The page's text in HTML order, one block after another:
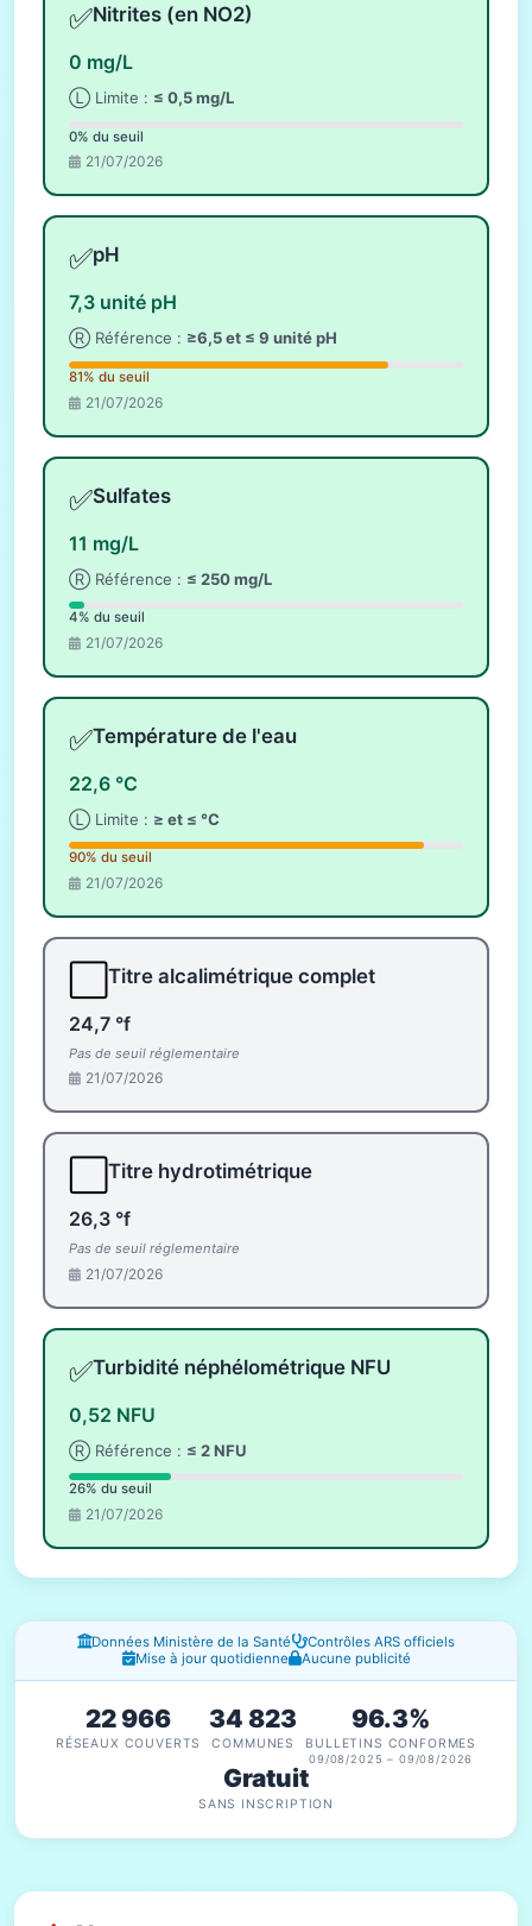
✅Nitrites (en NO2)
0 mg/L
Ⓛ Limite : ≤ 0,5 mg/L
0% du seuil
21/07/2026
✅pH
7,3 unité pH
Ⓡ Référence : ≥6,5 et ≤ 9 unité pH
81% du seuil
21/07/2026
✅Sulfates
11 mg/L
Ⓡ Référence : ≤ 250 mg/L
4% du seuil
21/07/2026
✅Température de l'eau
22,6 °C
Ⓛ Limite : ≥ et ≤ °C
90% du seuil
21/07/2026
Titre alcalimétrique complet
24,7 °f
Pas de seuil réglementaire
21/07/2026
Titre hydrotimétrique
26,3 °f
Pas de seuil réglementaire
21/07/2026
✅Turbidité néphélométrique NFU
0,52 NFU
Ⓡ Référence : ≤ 2 NFU
26% du seuil
21/07/2026
Fenêtres d'information
Données Ministère de la Santé
Contrôles ARS officiels
Mise à jour quotidienne
Aucune publicité
22 966
RÉSEAUX COUVERTS
34 823
COMMUNES
96.3%
BULLETINS CONFORMES
09/08/2025 – 09/08/2026
Gratuit
SANS INSCRIPTION